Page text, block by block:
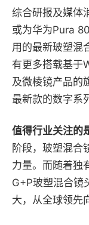
综合研报及媒体
或为华为Pura
用的最新玻塑混
有更多搭载基于
及微棱镜产品的
最新款的数字系
值得行业关注的
阶段，玻塑混合
力量。而随着独
G+P玻塑混合镜
大，从全球领先